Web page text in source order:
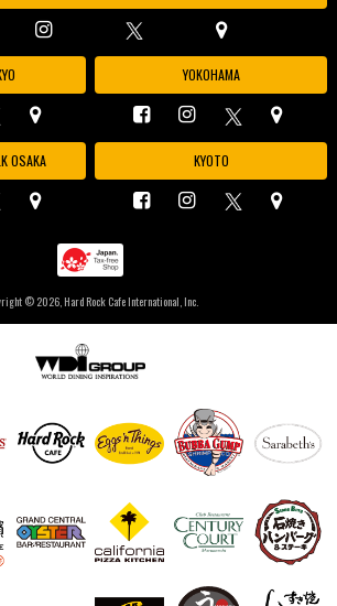
YOKOHAMA
OSAKA KYOTO
©2026, Hard Rock Cafe International, Inc.